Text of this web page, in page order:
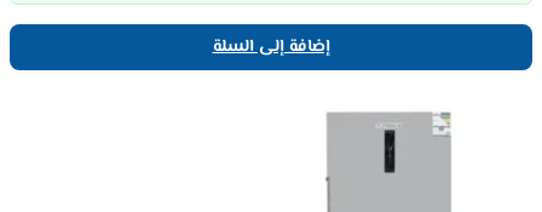
إضافة إلى السلة